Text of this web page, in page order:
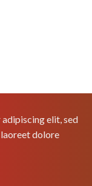
elit, sed
dolore